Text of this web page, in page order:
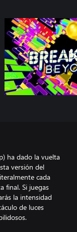
ha dado la vuelta
versión del
cada
final. Si juegas
la intensidad
de luces